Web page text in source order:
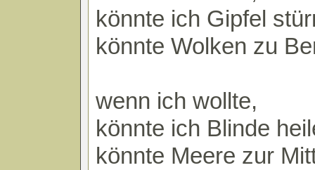
könnte ich Gipfel
könnte Wolken zu
wenn ich wollte,
könnte ich Blinde
könnte Meere zur